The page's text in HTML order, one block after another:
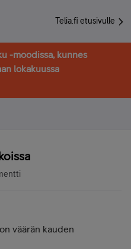
Telia.fi etusivulle
-moodissa, kunnes
lokakuussa
väärän kauden